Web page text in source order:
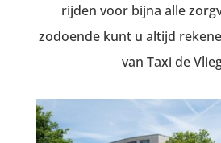
rijden voor bijna alle
zodoende kunt u altijd
van Taxi de